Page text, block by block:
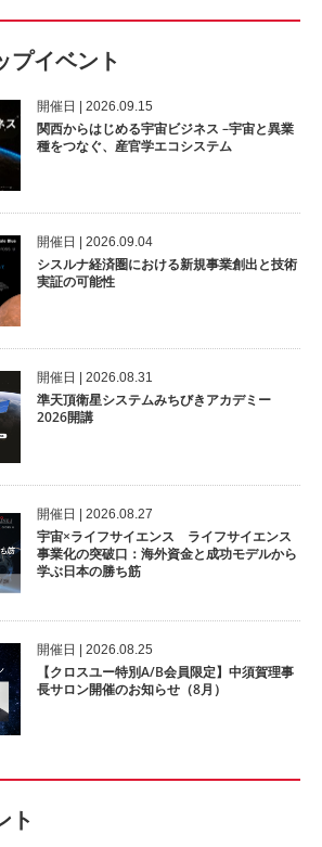
プイベント
開催⽇ | 2026.09.15
関西からはじめる宇宙ビジネス –宇宙と異業
種をつなぐ、産官学エコシステム
開催⽇ | 2026.09.04
シスルナ経済圏における新規事業創出と技術
実証の可能性
開催⽇ | 2026.08.31
準天頂衛星システムみちびきアカデミー
2026開講
開催⽇ | 2026.08.27
宇宙×ライフサイエンス ライフサイエンス
事業化の突破口：海外資金と成功モデルから
学ぶ日本の勝ち筋
開催⽇ | 2026.08.25
【クロスユー特別A/B会員限定】中須賀理事
長サロン開催のお知らせ（8月）
ト